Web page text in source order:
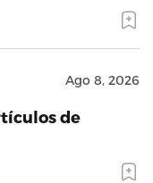
Ago 8, 2026
de